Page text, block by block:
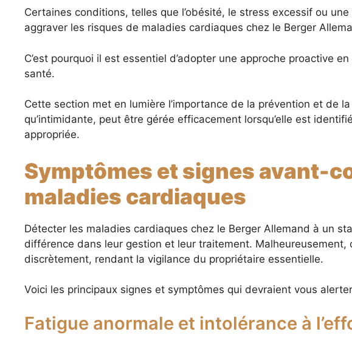
Certaines conditions, telles que l’obésité, le stress excessif ou
aggraver les risques de maladies cardiaques chez le Berger
C’est pourquoi il est essentiel d’adopter une approche proactive
santé.
Cette section met en lumière l’importance de la prévention et de
qu’intimidante, peut être gérée efficacement lorsqu’elle est
appropriée.
Symptômes et signes avant-
maladies cardiaques
Détecter les maladies cardiaques chez le Berger Allemand à un
différence dans leur gestion et leur traitement.
discrètement, rendant la vigilance du propriétaire essentielle.
Voici les principaux signes et symptômes qui devraient vous
Fatigue anormale et intolérance à